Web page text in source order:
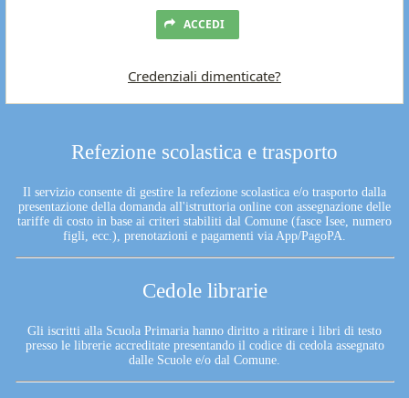
Refezione scolastica e trasporto
Il servizio consente di gestire la refezione scolastica e/o trasporto dalla
presentazione della domanda all'istruttoria online con assegnazione delle
tariffe di costo in base ai criteri stabiliti dal Comune (fasce Isee, numero
figli, ecc.), prenotazioni e pagamenti via App/PagoPA.
Cedole librarie
Gli iscritti alla Scuola Primaria hanno diritto a ritirare i libri di testo
presso le librerie accreditate presentando il codice di cedola assegnato
dalle Scuole e/o dal Comune.
ACCEDI
Credenziali dimenticate?